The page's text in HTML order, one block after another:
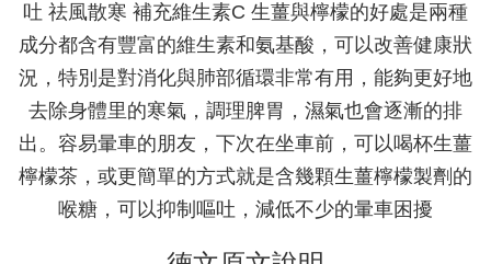
吐 祛風散寒 補充維生素C 生薑與檸檬的好處是兩種
成分都含有豐富的維生素和氨基酸，可以改善健康狀
況，特別是對消化與肺部循環非常有用，能夠更好地
去除身體里的寒氣，調理脾胃，濕氣也會逐漸的排
出。容易暈車的朋友，下次在坐車前，可以喝杯生薑
檸檬茶，或更簡單的方式就是含幾顆生薑檸檬製劑的
喉糖，可以抑制嘔吐，減低不少的暈車困擾